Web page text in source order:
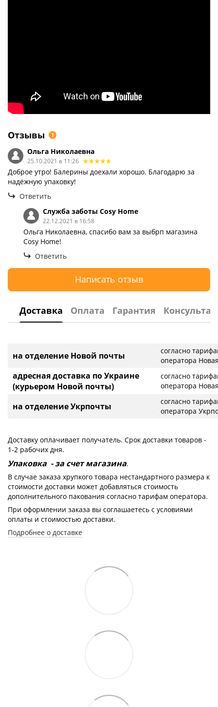
Отзывы 1
Ольга Николаевна
25.10.2021 в 11:26
Доброе утро! Балерины доехали хорошо. Благодарю за
надёжную упаковку!
Ответить
Cлужба заботы Сosy Home
22.12.2021 в 16:58
Ольга Николаевна, cпасибо вам за выбрп магазина
Сosy Home!
Ответить
Написать отзыв
Доставка Оплата Гарантия
на отделение Новой почты
согласно
оператора
адресная доставка по Украине
(курьером Новой почты)
согласно
оператора
на отделение Укрпочты
согласно
оператора
Доставку оплачивает получатель. Срок доставки товаров -
1-2 рабочих дня.
Упаковка - за счет магазина.
В случае заказа хрупкого товара нестандартного размера к
стоимости доставки может добавляться стоимость
дополнительного пакования согласно тарифам оператора.
При оформлении заказа вы соглашаетесь с условиями
оплаты и стоимостью доставки.
Подробнее о доставке